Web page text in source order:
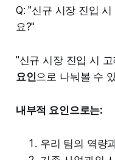
Q: "신규 시장 진입
요?"
"신규 시장 진입 시
요인으로 나눠볼 수
내부적 요인으로는:
우리 팀의 역량